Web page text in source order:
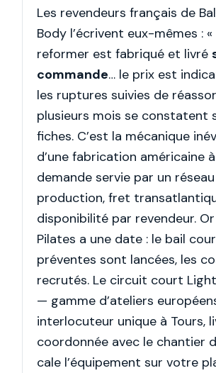
Les revendeurs français de
Body l’écrivent eux-mêmes :
reformer est fabriqué et livré
commande… le prix est
les ruptures suivies de
plusieurs mois se constatent
fiches. C’est la mécanique
d’une fabrication américaine
demande servie par un
production, fret
disponibilité par revendeur.
Pilates a une date : le bail
préventes sont lancées, les
recrutés. Le circuit court
— gamme d’ateliers
interlocuteur unique à Tours,
coordonnée avec le chantier
cale l’équipement sur votre